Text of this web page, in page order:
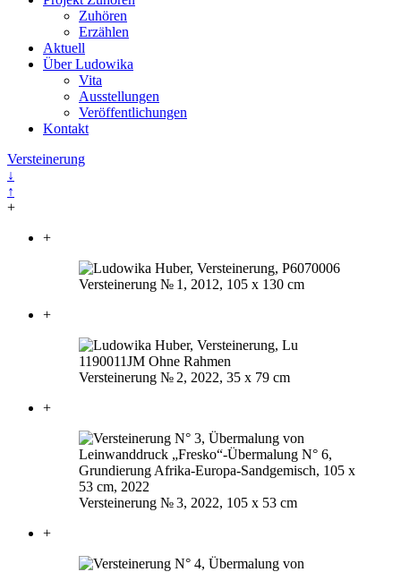
Zuhören
Erzählen
Aktuell
Über Ludowika
Vita
Ausstellungen
Veröffentlichungen
Kontakt
Versteinerung
↓
↑
+
+
Versteinerung № 1 , 2012, 105 x 130 cm
+
Versteinerung № 2, 2022, 35 x 79 cm
+
Versteinerung № 3, 2022, 105 x 53 cm
+